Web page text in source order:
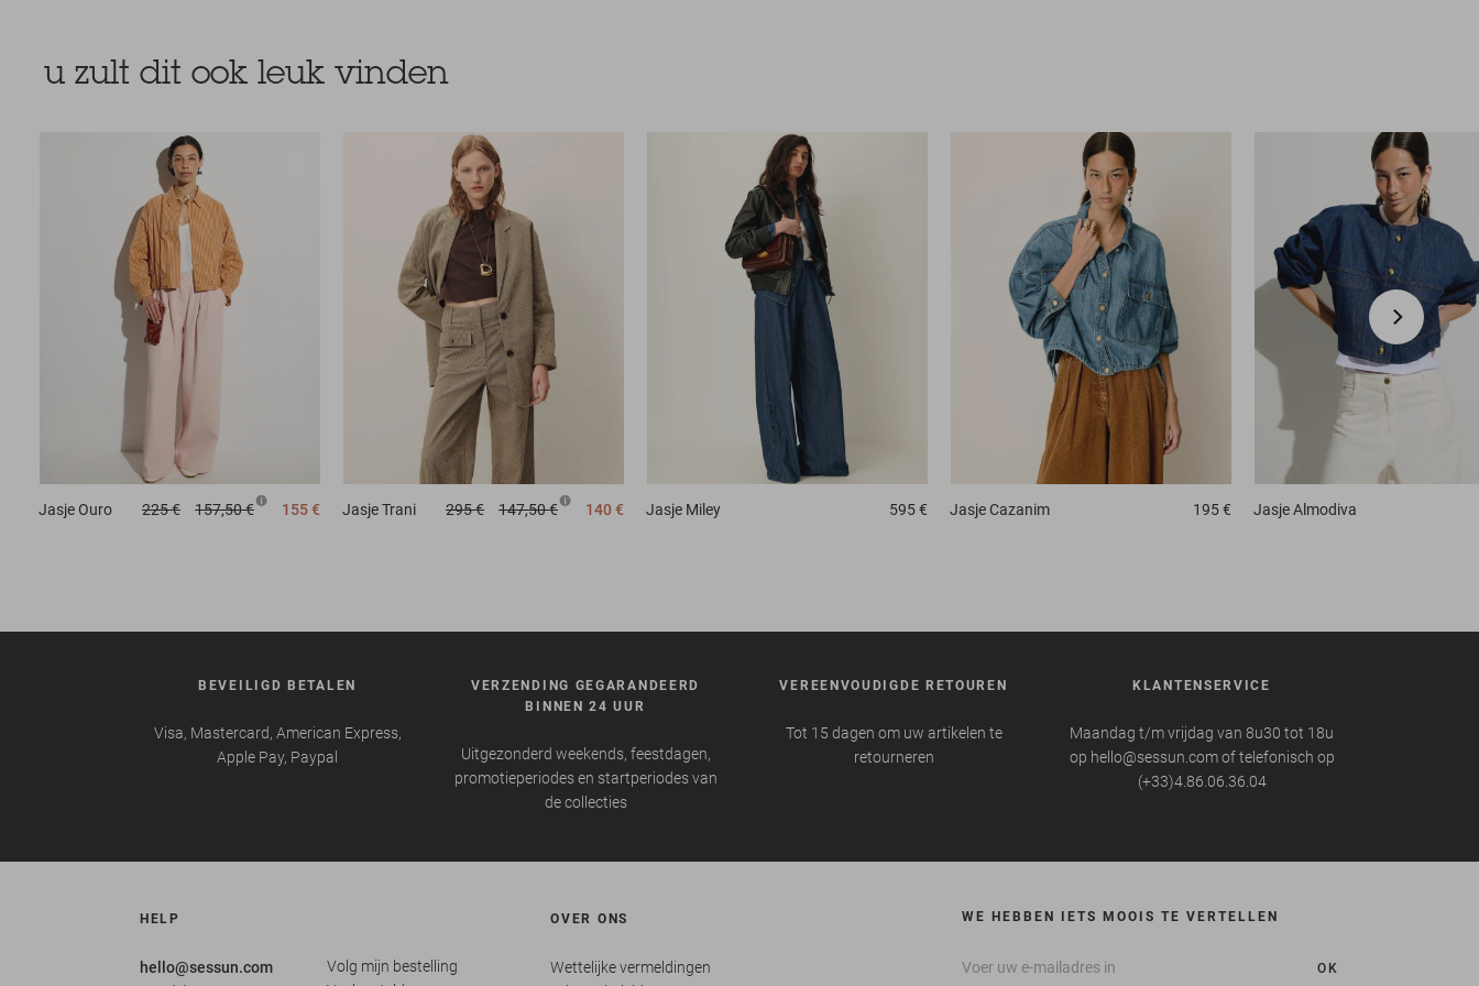
u zult dit ook leuk vinden
JasjeOuro 225 € 157,50 € 155 € JasjeTrani 295 € 147,50 € 140 € Jasje Miley 595 € JasjeCazanim 195 € Jasje Almodiva
BEVEILIGD BETALEN
Visa, Mastercard, American Express,
Apple Pay, Paypal
VERZENDING GEGARANDEERD
BINNEN 24 UUR
Uitgezonderd weekends, feestdagen,
promotieperiodes en startperiodes van
de collecties
VEREENVOUDIGDE RETOUREN
Tot 15 dagen om uw artikelen te
retourneren
KLANTENSERVICE
Maandag t/m vrijdag van 8u30 tot 18u
op hello@sessun.com of telefonisch op
(+33)4.86.06.36.04
HELP
hello@sessun.com
Volg mijn bestelling
OVER ONS
Wettelijke vermeldingen
WE HEBBEN IETS MOOIS TE VERTELLEN
OK